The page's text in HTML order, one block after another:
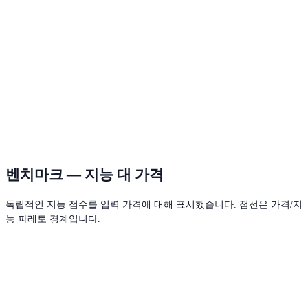
벤치마크 — 지능 대 가격
독립적인 지능 점수를 입력 가격에 대해 표시했습니다. 점선은 가격/지
능 파레토 경계입니다.